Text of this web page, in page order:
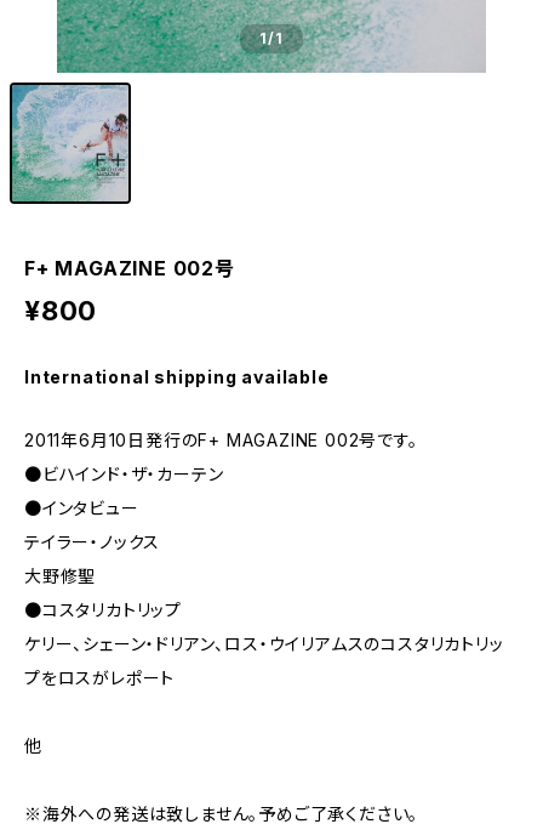
1/1
F+ MAGAZINE 002号
¥800
International shipping available
2011年6月10日発行のF+ MAGAZINE 002号です。
●ビハインド・ザ・カーテン
●インタビュー
テイラー・ノックス
大野修聖
●コスタリカトリップ
ケリー、シェーン・ドリアン、ロス・ウイリアムスのコスタリカトリッ
プをロスがレポート
他
※海外への発送は致しません。予めご了承ください。